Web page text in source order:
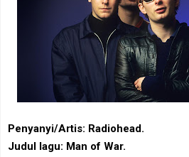
Penyanyi/Artis: Radiohead.
Judul lagu: Man of War.